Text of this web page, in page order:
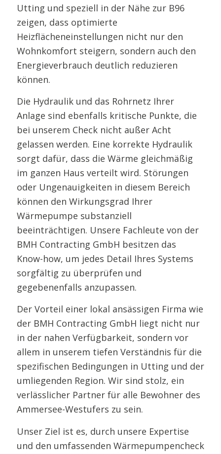
Utting und speziell in der Nähe zur B96
zeigen, dass optimierte
Heizflächeneinstellungen nicht nur den
Wohnkomfort steigern, sondern auch den
Energieverbrauch deutlich reduzieren
können.
Die Hydraulik und das Rohrnetz Ihrer
Anlage sind ebenfalls kritische Punkte, die
bei unserem Check nicht außer Acht
gelassen werden. Eine korrekte Hydraulik
sorgt dafür, dass die Wärme gleichmäßig
im ganzen Haus verteilt wird. Störungen
oder Ungenauigkeiten in diesem Bereich
können den Wirkungsgrad Ihrer
Wärmepumpe substanziell
beeinträchtigen. Unsere Fachleute von der
BMH Contracting GmbH besitzen das
Know-how, um jedes Detail Ihres Systems
sorgfältig zu überprüfen und
gegebenenfalls anzupassen.
Der Vorteil einer lokal ansässigen Firma wie
der BMH Contracting GmbH liegt nicht nur
in der nahen Verfügbarkeit, sondern vor
allem in unserem tiefen Verständnis für die
spezifischen Bedingungen in Utting und der
umliegenden Region. Wir sind stolz, ein
verlässlicher Partner für alle Bewohner des
Ammersee-Westufers zu sein.
Unser Ziel ist es, durch unsere Expertise
und den umfassenden Wärmepumpencheck